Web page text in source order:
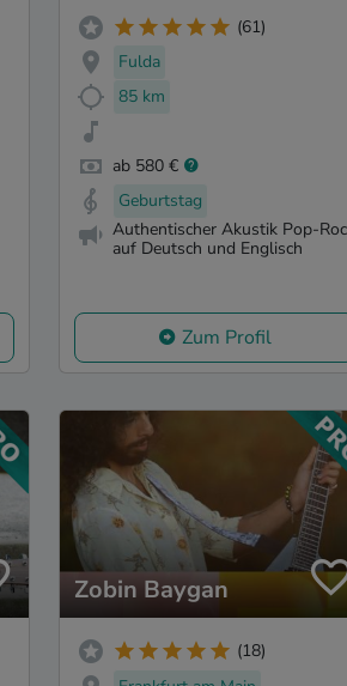
(61)
Fulda
85 km
ab 580 €
Geburtstag
Authentischer Akustik Pop-
auf Deutsch und Englisch
Zum Profil
Zobin Baygan
(18)